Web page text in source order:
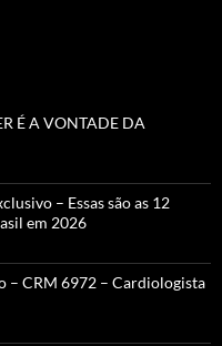
É A VONTADE DA
– Essas são as 12
em 2026
– CRM 6972 – Cardiologista